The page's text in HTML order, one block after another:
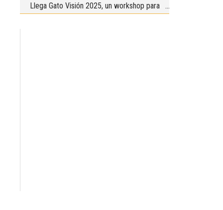
Llega Gato Visión 2025, un workshop para